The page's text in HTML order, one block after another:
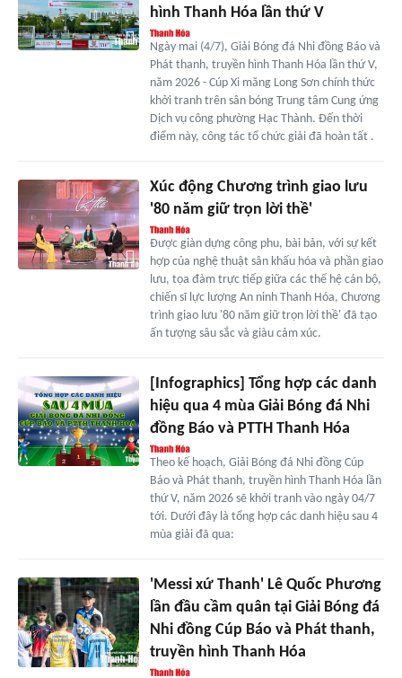
hình Thanh Hóa lần thứ V
Ngày mai (4/7), Giải Bóng đá Nhi đồng Báo và
Phát thanh, truyền hình Thanh Hóa lần thứ V,
năm 2026 - Cúp Xi măng Long Sơn chính thức
khởi tranh trên sân bóng Trung tâm Cung ứng
Dịch vụ công phường Hạc Thành. Đến thời
điểm này, công tác tổ chức giải đã hoàn tất .
Xúc động Chương trình giao lưu
'80 năm giữ trọn lời thề'
Được giàn dựng công phu, bài bản, với sự kết
hợp của nghệ thuật sân khấu hóa và phần giao
lưu, tọa đàm trực tiếp giữa các thế hệ cán bộ,
chiến sĩ lực lượng An ninh Thanh Hóa, Chương
trình giao lưu '80 năm giữ trọn lời thề' đã tạo
ấn tượng sâu sắc và giàu cảm xúc.
[Infographics] Tổng hợp các danh
hiệu qua 4 mùa Giải Bóng đá Nhi
đồng Báo và PTTH Thanh Hóa
Theo kế hoạch, Giải Bóng đá Nhi đồng Cúp
Báo và Phát thanh, truyền hình Thanh Hóa lần
thứ V, năm 2026 sẽ khởi tranh vào ngày 04/7
tới. Dưới đây là tổng hợp các danh hiệu sau 4
mùa giải đã qua:
'Messi xứ Thanh' Lê Quốc Phương
lần đầu cầm quân tại Giải Bóng đá
Nhi đồng Cúp Báo và Phát thanh,
truyền hình Thanh Hóa